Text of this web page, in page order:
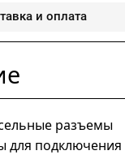
и оплата
разъемы
для